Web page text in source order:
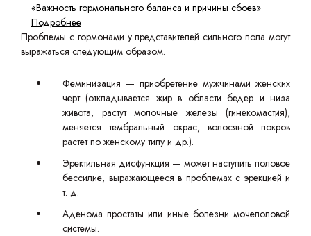
«Важность гормонального баланса и причины сбоев»
Подробнее
Проблемы с гормонами у представителей сильного пола могут
выражаться следующим образом.
Феминизация — приобретение мужчинами женских
черт (откладывается жир в области бедер и низа
живота, растут молочные железы (гинекомастия),
меняется тембральный окрас, волосяной покров
растет по женскому типу и др.).
Эректильная дисфункция — может наступить половое
бессилие, выражающееся в проблемах с эрекцией и
т. д.
Аденома простаты или иные болезни мочеполовой
системы.